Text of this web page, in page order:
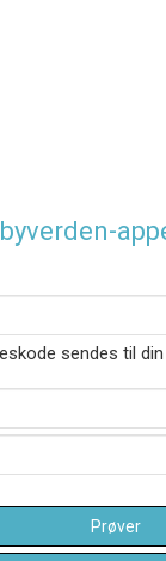
sendes til
Prøver